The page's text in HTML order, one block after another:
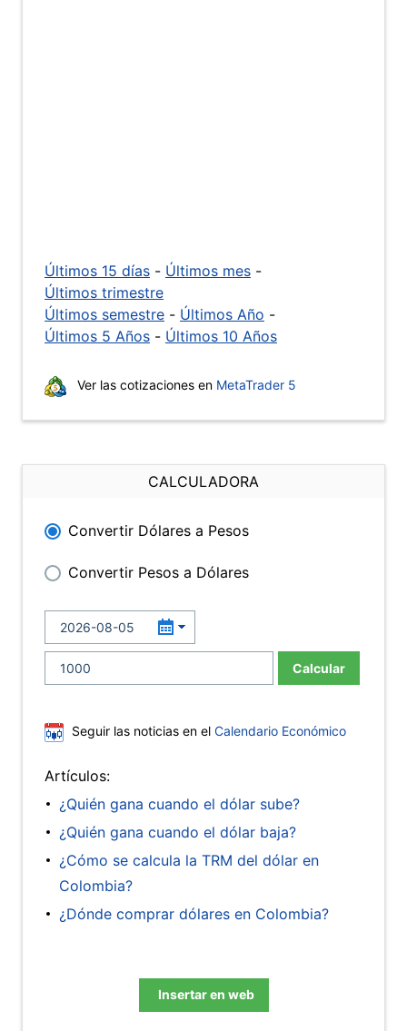
Últimos 15 días - Últimos mes -
Últimos trimestre
Últimos semestre - Últimos Año -
Últimos 5 Años - Últimos 10 Años
Ver las cotizaciones en MetaTrader 5
CALCULADORA
Convertir Dólares a Pesos
Convertir Pesos a Dólares
Calcular
Seguir las noticias en el Calendario Económico
Artículos:
¿Quién gana cuando el dólar sube?
¿Quién gana cuando el dólar baja?
¿Cómo se calcula la TRM del dólar en
Colombia?
¿Dónde comprar dólares en Colombia?
Insertar en web